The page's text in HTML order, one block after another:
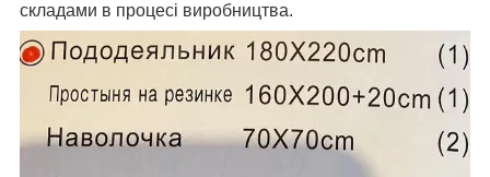
складами в процесі виробництва.